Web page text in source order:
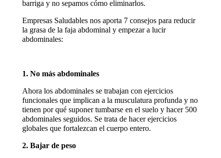
barriga y no sepamos cómo eliminarlos.
Empresas Saludables nos aporta 7 consejos para reducir
la grasa de la faja abdominal y empezar a lucir
abdominales:
1. No más abdominales
Ahora los abdominales se trabajan con ejercicios
funcionales que implican a la musculatura profunda y no
tienen por qué suponer tumbarse en el suelo y hacer 500
abdominales seguidos. Se trata de hacer ejercicios
globales que fortalezcan el cuerpo entero.
2. Bajar de peso